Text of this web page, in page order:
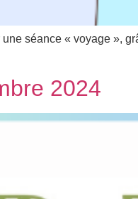
séance « voyage
2024